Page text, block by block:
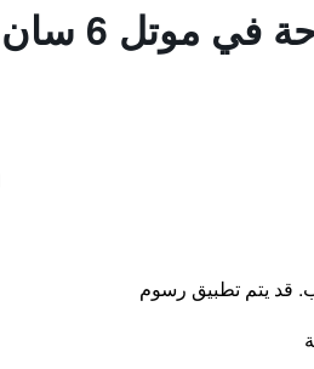
تكساس - سي وورلد نورث
قد يتم تطبيق رسوم